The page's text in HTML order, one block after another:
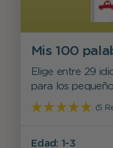
Mis 100
Elige entre 29
para los
(5
Edad: 1-3